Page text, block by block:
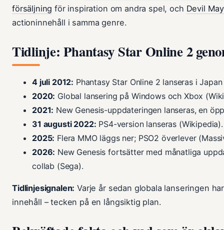
försäljning för inspiration om andra spel, och Devil
actioninnehåll i samma genre.
Tidlinje: Phantasy Star Online 2
4 juli 2012: Phantasy Star Online 2 lanseras i
2020: Global lansering på Windows och Xbox
2021: New Genesis-uppdateringen lanseras, en
31 augusti 2022: PS4-version lanseras (Wikipedia).
2025: Flera MMO läggs ner; PSO2 överlever
2026: New Genesis fortsätter med månatliga
collab (Sega).
Tidlinjesignalen: Varje år sedan globala lanseringen
innehåll – tecken på en långsiktig plan.